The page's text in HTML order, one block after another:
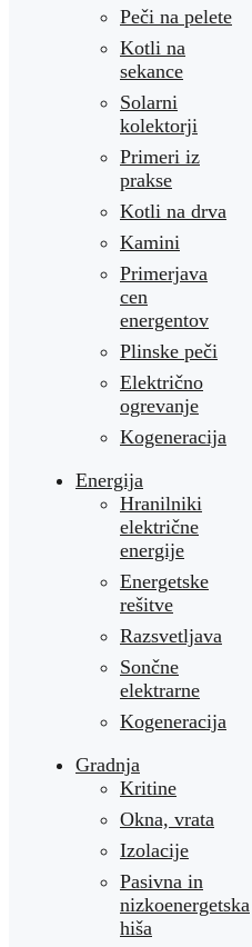
Peči na pelete
Kotli na
sekance
Solarni
kolektorji
Primeri iz
prakse
Kotli na drva
Kamini
Primerjava
cen
energentov
Plinske peči
Električno
ogrevanje
Kogeneracija
Energija
Hranilniki
električne
energije
Energetske
rešitve
Razsvetljava
Sončne
elektrarne
Kogeneracija
Gradnja
Kritine
Okna, vrata
Izolacije
Pasivna in
nizkoenergetska
hiša